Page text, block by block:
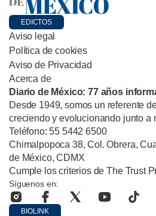
EDICTOS
Aviso legal
Política de cookies
Aviso de Privacidad
Acerca de
Diario de México: 77 años
Desde 1949, somos un referente
creciendo y evolucionando junto a
Teléfono: 55 5442 6500
Chimalpopoca 38, Col. Obrera,
de México, CDMX
Cumple los criterios de The Trust
Síguenos en:
BIOLINK